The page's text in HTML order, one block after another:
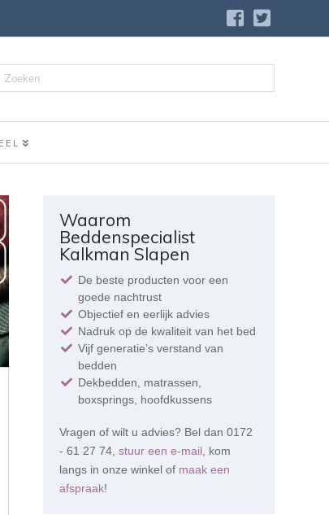
Waarom
Beddenspecialist
Kalkman Slapen
De beste producten voor een
goede nachtrust
Objectief en eerlijk advies
Nadruk op de kwaliteit van het bed
Vijf generatie’s verstand van
bedden
Dekbedden, matrassen,
boxsprings, hoofdkussens
Vragen of wilt u advies? Bel dan 0172
- 61 27 74,stuur een e-mail , kom
langs in onze winkel of maak een
afspraak!